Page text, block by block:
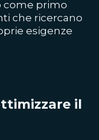
come primo
che ricercano
esigenze
il